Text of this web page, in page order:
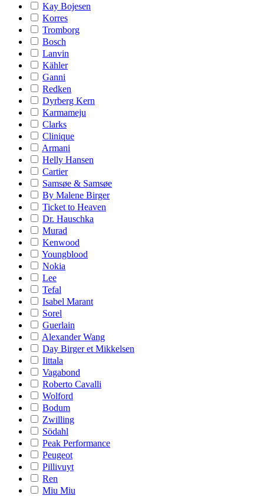
Kay Bojesen
Korres
Tromborg
Bosch
Lanvin
Kähler
Ganni
Redken
Dyrberg Kern
Karmameju
Clarks
Clinique
Armani
Helly Hansen
Cartier
Samsøe & Samsøe
By Malene Birger
Ticket to Heaven
Dr. Hauschka
Murad
Kenwood
Youngblood
Nokia
Lee
Tefal
Isabel Marant
Sorel
Guerlain
Alexander Wang
Day Birger et Mikkelsen
Iittala
Vagabond
Roberto Cavalli
Wolford
Bodum
Zwilling
Södahl
Peak Performance
Peugeot
Pillivuyt
Ren
Miu Miu